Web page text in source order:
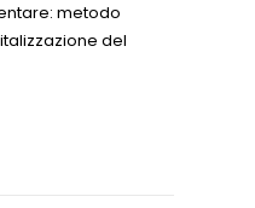
metodo
del